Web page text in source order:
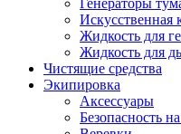
Генераторы
Искусственная
Жидкость для
Жидкость для
Чистящие средства
Экипировка
Аксессуары
Безопасность